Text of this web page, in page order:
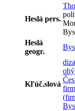
Heslá pers.
Heslá
geogr.
Kľúč.slová